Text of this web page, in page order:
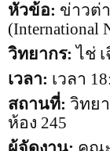
หัวข้อ: ข่าวต่
(International
วิทยากร: ไช่
เวลา: เวลา
สถานที่: วิทย
ห้อง 245